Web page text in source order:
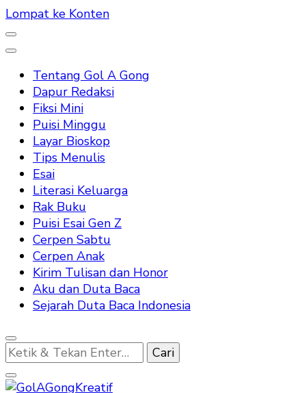
Lompat ke Konten
Tentang Gol A Gong
Dapur Redaksi
Fiksi Mini
Puisi Minggu
Layar Bioskop
Tips Menulis
Esai
Literasi Keluarga
Rak Buku
Puisi Esai Gen Z
Cerpen Sabtu
Cerpen Anak
Kirim Tulisan dan Honor
Aku dan Duta Baca
Sejarah Duta Baca Indonesia
Mencari
Sesuatu?